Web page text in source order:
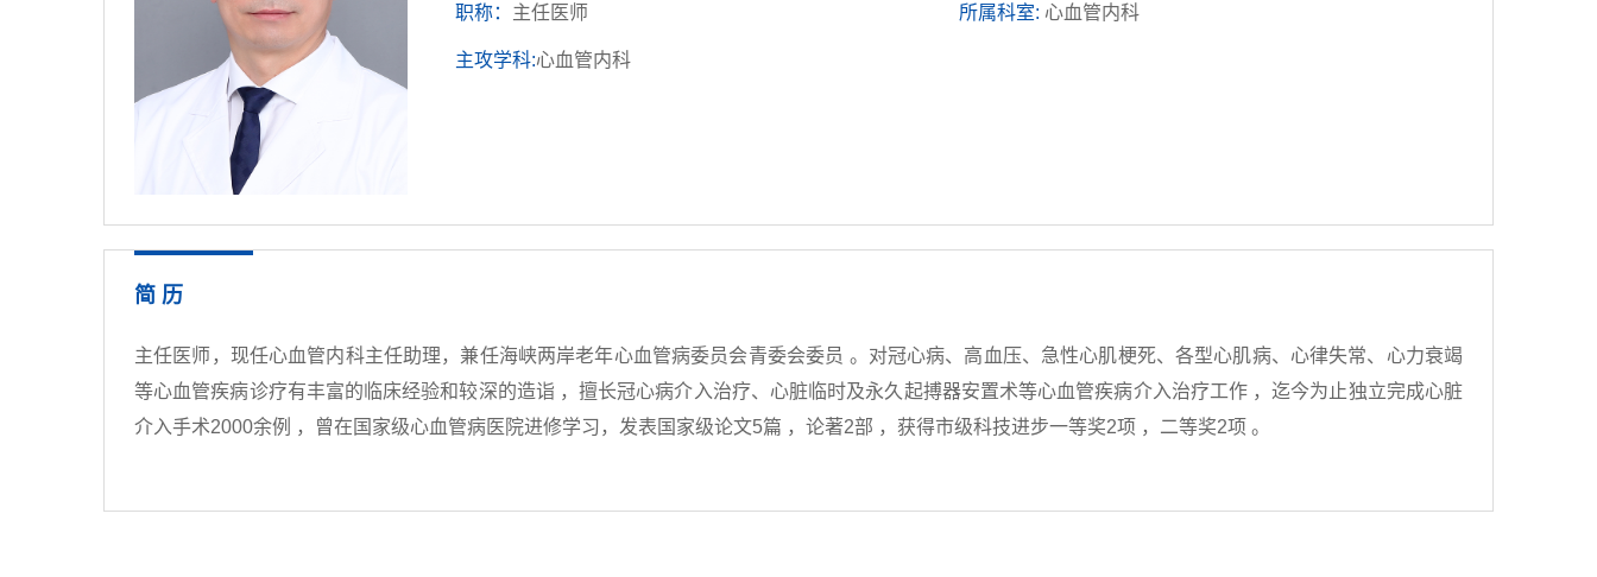
职称： 主任医师 所属科室: 心血管内科
主攻学科:心血管内科
简 历
主任医师，现任心血管内科主任助理，兼任海峡两岸老年心血管病委员会青委会委员 。对冠心病、高血压、急性心肌梗死、各型心肌病、心律失常、心力衰竭
等心血管疾病诊疗有丰富的临床经验和较深的造诣 ，擅长冠心病介入治疗、心脏临时及永久起搏器安置术等心血管疾病介入治疗工作 ，迄今为止独立完成心脏
介入手术2000余例 ，曾在国家级心血管病医院进修学习，发表国家级论文5篇 ，论著2部 ，获得市级科技进步一等奖2项 ，二等奖2项 。